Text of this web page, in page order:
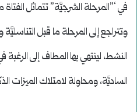
في ‘”المرحلة الشرجيَّة” تتماثل الفتاة
وتتراجع إلى المرحلة ما قبل
النشط، لينتهي بها المطاف إلى
الساديَّة، ومحاولة لامتلاك الميزات